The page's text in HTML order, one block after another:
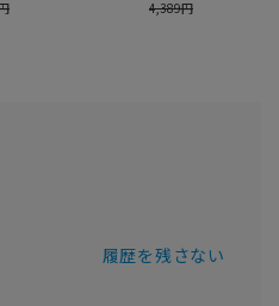
履歴を残さない